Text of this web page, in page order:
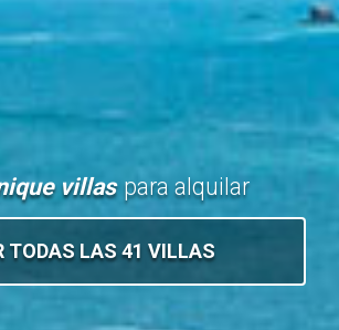
villas para alquilar
TODAS LAS 41 VILLAS